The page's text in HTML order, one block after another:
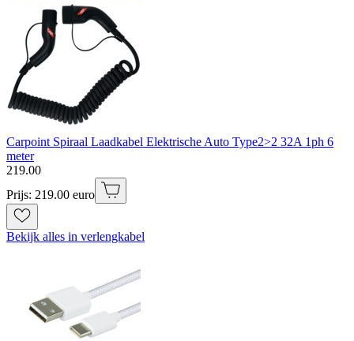
Carpoint Spiraal Laadkabel Elektrische Auto Type2>2 32A 1ph 6
meter
219.00
Prijs: 219.00 euro
Bekijk alles in verlengkabel